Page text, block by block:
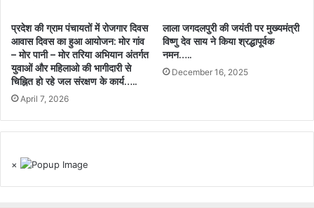
प्रदेश की ग्राम पंचायतों में रोजगार दिवस
आवास दिवस का हुआ आयोजन: मोर गांव
– मोर पानी – मोर तरिया अभियान अंतर्गत
युवाओं और महिलाओ की भागीदारी से
चिह्नित हो रहे जल संरक्षण के कार्य…..
April 7, 2026
लाला जगदलपुरी की जयंती पर मुख्यमंत्री
विष्णु देव साय ने किया श्रद्धापूर्वक
नमन…..
December 16, 2025
×